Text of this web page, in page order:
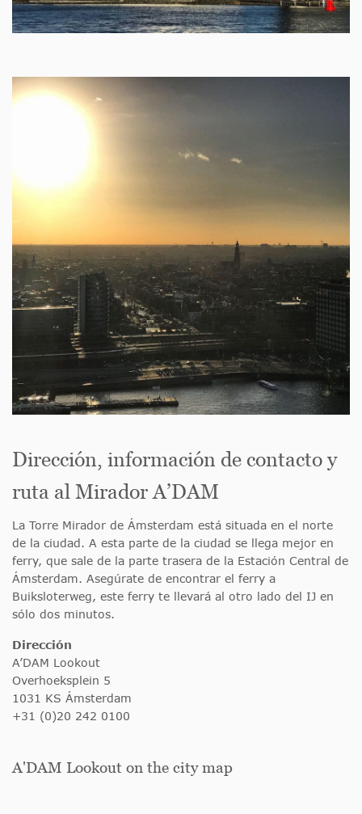
Dirección, información de contacto y
ruta al Mirador A’DAM
La Torre Mirador de Ámsterdam está situada en el norte
de la ciudad. A esta parte de la ciudad se llega mejor en
ferry, que sale de la parte trasera de la Estación Central de
Ámsterdam. Asegúrate de encontrar el ferry a
Buiksloterweg, este ferry te llevará al otro lado del IJ en
sólo dos minutos.
Dirección
A’DAM Lookout
Overhoeksplein 5
1031 KS Ámsterdam
+31 (0)20 242 0100
A'DAM Lookout on the city map